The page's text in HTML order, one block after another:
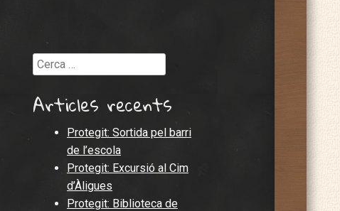
Cerca
Articles recents
Protegit: Sortida pel barri
de l’escola
Protegit: Excursió al Cim
d’Àligues
Protegit: Biblioteca de